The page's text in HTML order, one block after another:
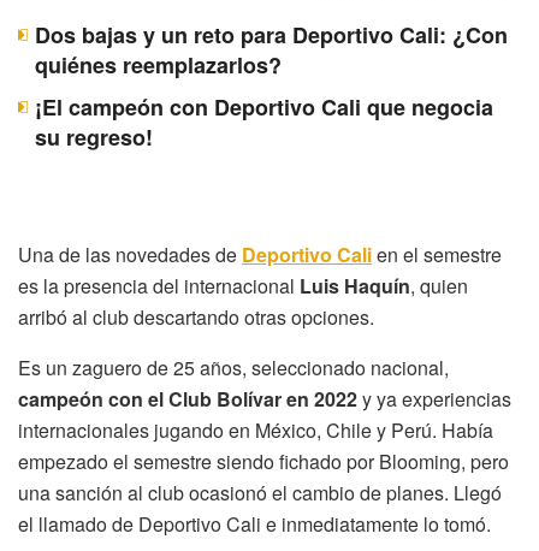
Dos bajas y un reto para Deportivo Cali: ¿Con
quiénes reemplazarlos?
¡El campeón con Deportivo Cali que negocia
su regreso!
Una de las novedades de Deportivo Calien el semestre
es la presencia del internacional Luis Haquín, quien
arribó al club descartando otras opciones.
Es un zaguero de 25 años, seleccionado nacional,
campeón con el Club Bolívar en 2022y ya experiencias
internacionales jugando en México, Chile y Perú. Había
empezado el semestre siendo fichado por Blooming, pero
una sanción al club ocasionó el cambio de planes. Llegó
el llamado de Deportivo Cali e inmediatamente lo tomó.